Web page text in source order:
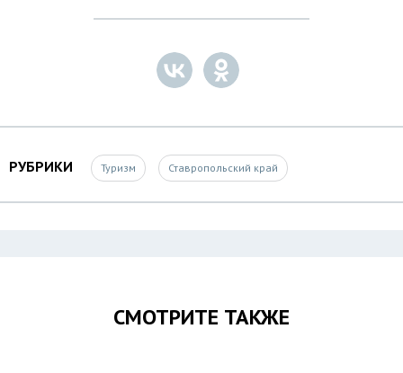
РУБРИКИ Туризм Ставропольский край
СМОТРИТЕ ТАКЖЕ